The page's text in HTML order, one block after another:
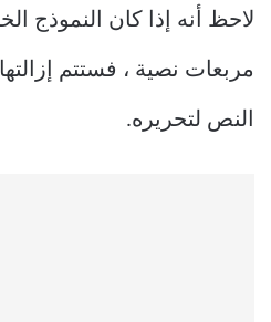
لاحظ أنه إذا كان النموذج
مربعات نصية ، فستتم
النص لتحريره.